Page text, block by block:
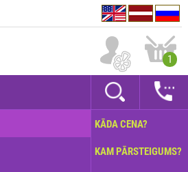
1
KĀDA CENA?
KAM PĀRSTEIGUMS?